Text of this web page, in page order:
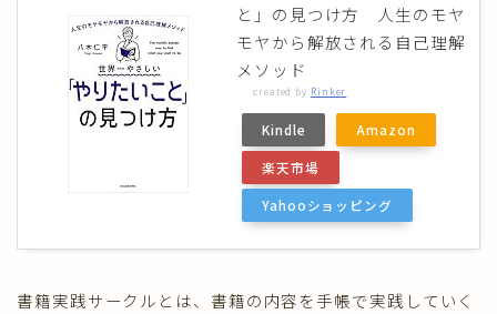
と」の見つけ方 人生のモヤ
モヤから解放される自己理解
メソッド
created by Rinker
Kindle Amazon
楽天市場
Yahooショッピング
書籍実践サークルとは、書籍の内容を手帳で実践していく